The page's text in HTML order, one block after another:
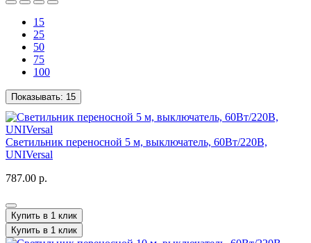
15
25
50
75
100
Показывать: 15
Светильник переносной 5 м, выключатель, 60Вт/220В,
UNIVersal
787.00 р.
Купить в 1 клик
Купить в 1 клик